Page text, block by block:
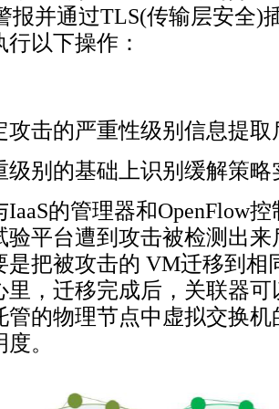
报并通过TLS(传输层安全)
以下操作：
攻击的严重性级别信息提取
级别的基础上识别缓解策略
IaaS的管理器和OpenFlow
验平台遭到攻击被检测出
是把被攻击的 VM迁移到相
里，迁移完成后，关联器
管的物理节点中虚拟交换
。